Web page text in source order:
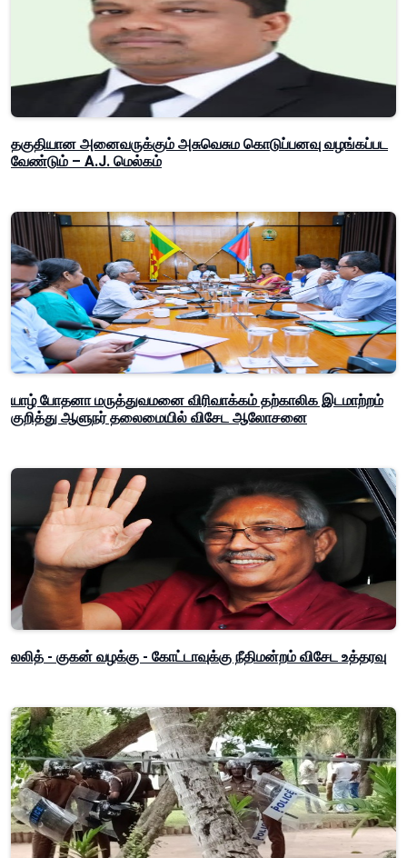
தகுதியான அனைவருக்கும் அசுவெசும கொடுப்பனவு வழங்கப்பட
வேண்டும் – A.J. மெல்கம்
யாழ் போதனா மருத்துவமனை விரிவாக்கம் தற்காலிக இடமாற்றம்
குறித்து ஆளுநர் தலைமையில் விசேட ஆலோசனை
லலித் - குகன் வழக்கு - கோட்டாவுக்கு நீதிமன்றம் விசேட உத்தரவு